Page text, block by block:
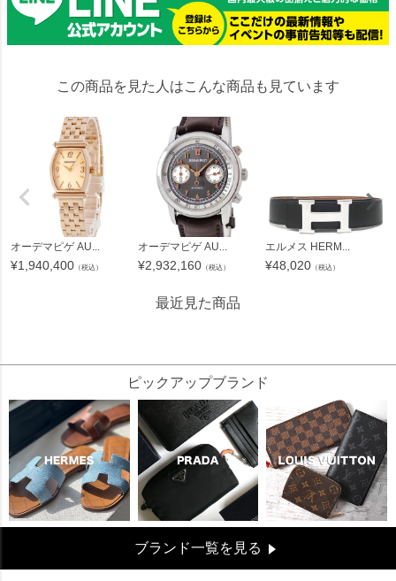
この商品を見た人はこんな商品も見ています
オーデマピゲ AU...
¥1,940,400 （税込）
オーデマピゲ AU...
¥2,932,160 （税込）
エルメス HERM...
¥48,020 （税込）
最近見た商品
ピックアップブランド
ブランド一覧を見る